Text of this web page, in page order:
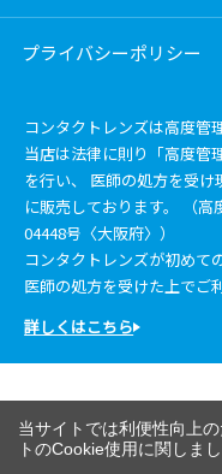
プライバシーポリシー
コンタクトレンズは高度管
当店は法律に則り「高度管
を行い、 医師の処方を受
に販売しております。 （
04448号〈大阪府〉）
コンタクトレンズが初めて
医師の処方を受けた上でご
詳しくはこちら
当サイトでは利便性向上
トのCookie使用に関しま